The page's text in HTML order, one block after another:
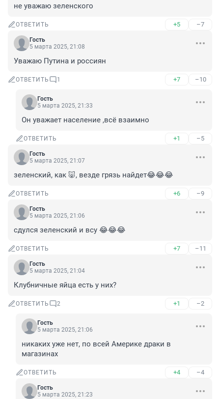
не уважаю зеленского
ОТВЕТИТЬ +5 –7
Гость
5 марта 2025, 21:08
Уважаю Путина и россиян
ОТВЕТИТЬ 1 +7 –10
Гость
5 марта 2025, 21:33
Он уважает население ,всё взаимно
ОТВЕТИТЬ +1 –5
Гость
5 марта 2025, 21:07
зеленский, как 🐷, везде грязь найдет😂😂😂
ОТВЕТИТЬ +6 –9
Гость
5 марта 2025, 21:06
сдулся зеленский и всу 😂😂😂
ОТВЕТИТЬ +7 –11
Гость
5 марта 2025, 21:04
Клубничные яйца есть у них?
ОТВЕТИТЬ 2 +1 –2
Гость
5 марта 2025, 21:06
никаких уже нет, по всей Америке драки в
магазинах
ОТВЕТИТЬ +4 –4
Гость
5 марта 2025, 21:23